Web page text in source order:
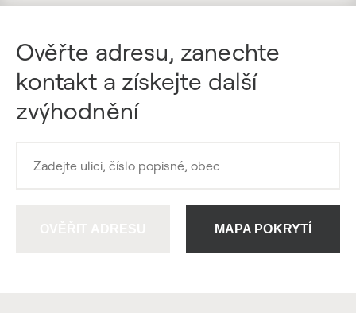
Ověřte adresu, zanechte
kontakt a získejte další
zvýhodnění
MAPA POKRYTÍ